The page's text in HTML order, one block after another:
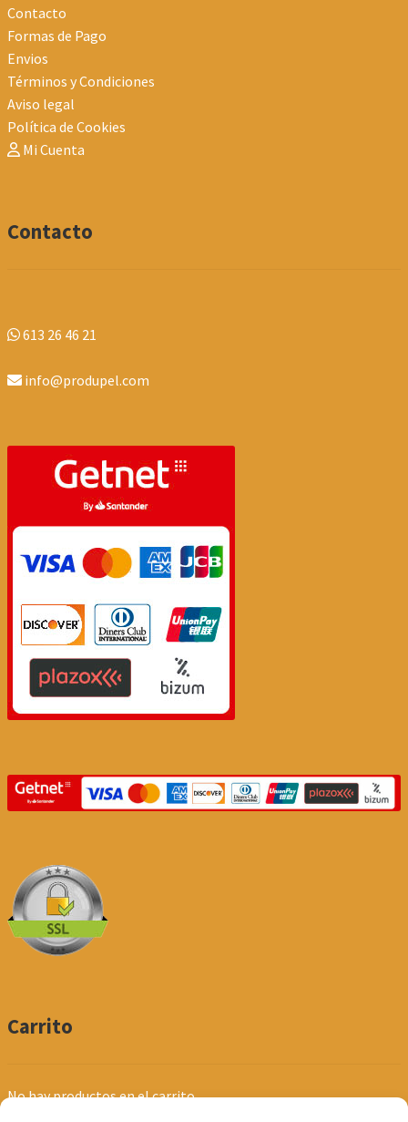
Contacto
Formas de Pago
Envios
Términos y Condiciones
Aviso legal
Política de Cookies
Mi Cuenta
Contacto
613 26 46 21
info@produpel.com
Carrito
No hay productos en el carrito.